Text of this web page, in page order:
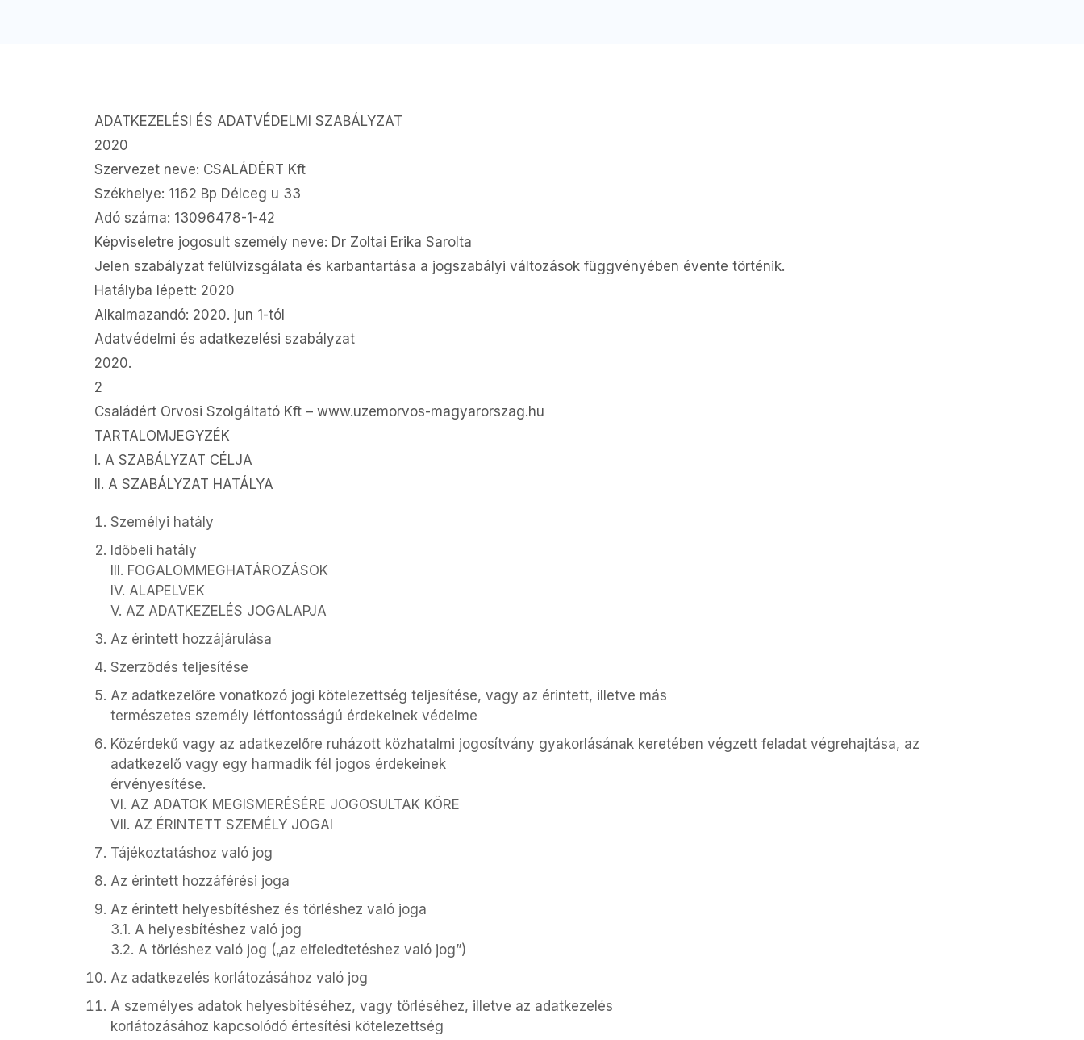
ADATKEZELÉSI ÉS ADATVÉDELMI SZABÁLYZAT
2020
Szervezet neve: CSALÁDÉRT Kft
Székhelye: 1162 Bp Délceg u 33
Adó száma: 13096478-1-42
Képviseletre jogosult személy neve: Dr Zoltai Erika Sarolta
Jelen szabályzat felülvizsgálata és karbantartása a jogszabályi változások függvényében évente történik.
Hatályba lépett: 2020
Alkalmazandó: 2020. jun 1-tól
Adatvédelmi és adatkezelési szabályzat
2020.
2
Családért Orvosi Szolgáltató Kft – www.uzemorvos-magyarorszag.hu
TARTALOMJEGYZÉK
I. A SZABÁLYZAT CÉLJA
II. A SZABÁLYZAT HATÁLYA
Személyi hatály
Időbeli hatály
III. FOGALOMMEGHATÁROZÁSOK
IV. ALAPELVEK
V. AZ ADATKEZELÉS JOGALAPJA
Az érintett hozzájárulása
Szerződés teljesítése
Az adatkezelőre vonatkozó jogi kötelezettség teljesítése, vagy az érintett, illetve más
természetes személy létfontosságú érdekeinek védelme
Közérdekű vagy az adatkezelőre ruházott közhatalmi jogosítvány gyakorlásának keretében végzett feladat végrehajtása, az
adatkezelő vagy egy harmadik fél jogos érdekeinek
érvényesítése.
VI. AZ ADATOK MEGISMERÉSÉRE JOGOSULTAK KÖRE
VII. AZ ÉRINTETT SZEMÉLY JOGAI
Tájékoztatáshoz való jog
Az érintett hozzáférési joga
Az érintett helyesbítéshez és törléshez való joga
3.1. A helyesbítéshez való jog
3.2. A törléshez való jog („az elfeledtetéshez való jog”)
Az adatkezelés korlátozásához való jog
A személyes adatok helyesbítéséhez, vagy törléséhez, illetve az adatkezelés
korlátozásához kapcsolódó értesítési kötelezettség